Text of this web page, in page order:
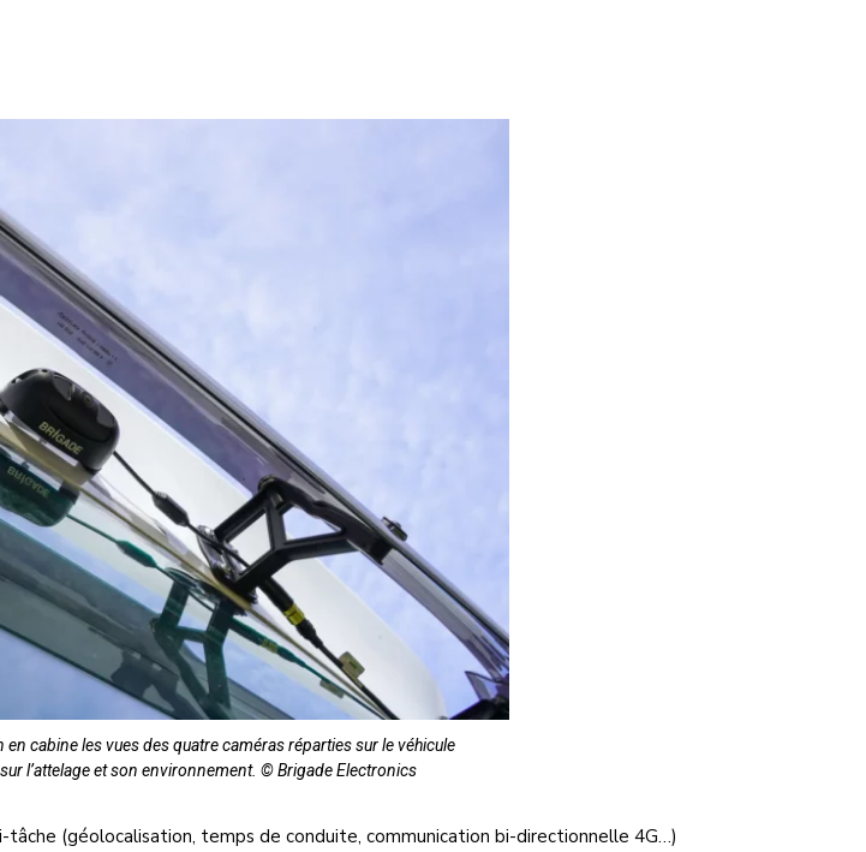
cabine les vues des quatre caméras réparties sur le véhicule
l’attelage et son environnement. © Brigade Electronics
(géolocalisation, temps de conduite, communication bi-directionnelle 4G…)